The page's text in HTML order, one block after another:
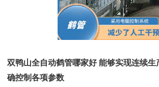
双鸭山全自动鹤管哪家好 能够实现连续生
确控制各项参数